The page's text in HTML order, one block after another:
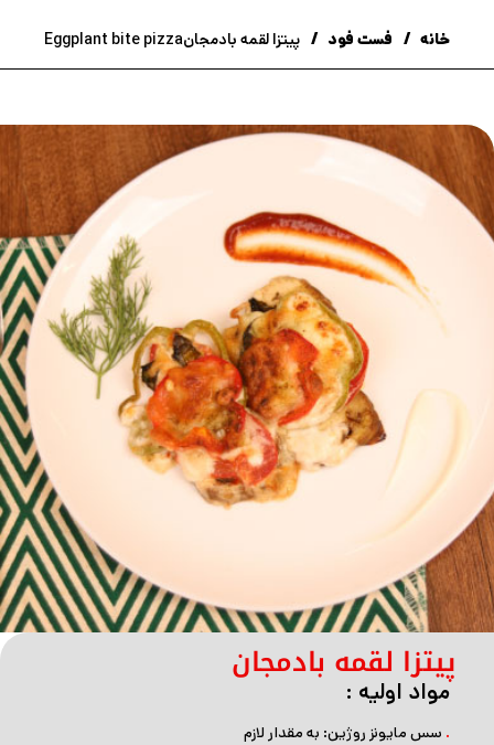
خانه فست فود پیتزا لقمه بادمجانEggplant bite pizza
پیتزا لقمه بادمجان
مواد اولیه :
. سس مایونز روژین: به مقدار لازم